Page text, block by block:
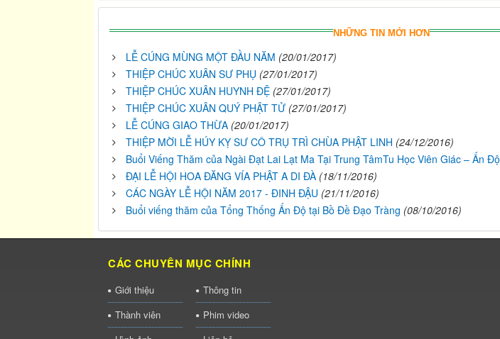
NHỮNG TIN MỚI HƠN
LỄ CÚNG MÙNG MỘT ĐẦU NĂM (20/01/2017)
THIỆP CHÚC XUÂN SƯ PHỤ (27/01/2017)
THIỆP CHÚC XUÂN HUYNH ĐỆ (27/01/2017)
THIỆP CHÚC XUÂN QUÝ PHẬT TỬ (27/01/2017)
LỄ CÚNG GIAO THỪA (20/01/2017)
THIỆP MỜI LỄ HÚY KỴ SƯ CÔ TRỤ TRÌ CHÙA PHẬT LINH (24/12/2016)
Buổi Viếng Thăm của Ngài Đạt Lai Lạt Ma Tại Trung TâmTu Học Viên Giác – Ấn Độ
ĐẠI LỄ HỘI HOA ĐĂNG VÍA PHẬT A DI ĐÀ (18/11/2016)
CÁC NGÀY LỄ HỘI NĂM 2017 - ĐINH ĐẬU (21/11/2016)
Buổi viếng thăm của Tổng Thống Ấn Ðộ tại Bồ Đề Đạo Tràng (08/10/2016)
CÁC CHUYÊN MỤC CHÍNH
Giới thiệu
Thông tin
Thành viên
Phim video